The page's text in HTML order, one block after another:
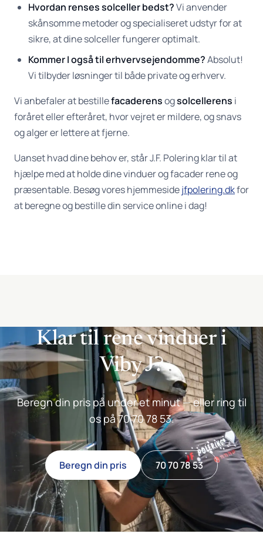
Hvordan renses solceller bedst?Vi anvender
skånsomme metoder og specialiseret udstyr for at
sikre, at dine solceller fungerer optimalt.
Kommer I også til erhvervsejendomme?Absolut!
Vi tilbyder løsninger til både private og erhverv.
Vi anbefaler at bestillefacaderensogsolcellerens i
foråret eller efteråret, hvor vejret er mildere, og snavs
og alger er lettere at fjerne.
Uanset hvad dine behov er, står J.F. Polering klar til at
hjælpe med at holde dine vinduer og facader rene og
præsentable. Besøg vores hjemmesidejfpolering.dkfor
at beregne og bestille din service online i dag!
Klar til rene vinduer i
Viby J?
Beregn din pris på under et minut — eller ring til
os på 70 70 78 53.
Beregn din pris 70 70 78 53